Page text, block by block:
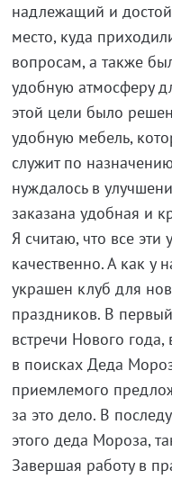
надлежащий и
место, куда
вопросам, а также
удобную атмосферу
этой цели было
удобную мебель,
служит по
нуждалось в
заказана удобная и
Я считаю, что все
качественно. А как у
украшен клуб для
праздников. В
встречи Нового
в поисках Деда
приемлемого
за это дело. В
этого деда Мороза,
Завершая работу в